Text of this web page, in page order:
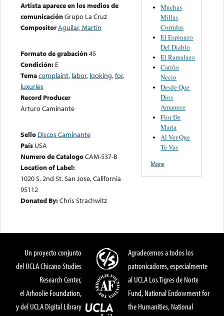
Artista aparece en los medios de
comunicaciónGrupo La Cruz
CompositorAguilar, Martin
Formato de grabación45
Condición: E
Temacomplaint, labor, looking,for,
luxuries
Record Producer
Arturo Caminante
Sello Discos Caminante
País USA
Numero de CatalogoCAM-537-B
Location of Label:
1020 S. 2nd St. San Jose, California
95112
Donated By:Chris Strachwitz
Muchas
Millas
Corridas
El Espinazo
Del Diablo
El Ramalazo
Cariño
Necio
Desde Que
Dios
Amanece
Flor De
Maria
Al Ver Que
Te Vas
More
Un proyecto conjunto
del UCLA Chicano Studies
Research Center,
el Arhoolie Foundation,
y del UCLA Digital Library
Agradecemos a todos los
patronicadores, especialmente
al UCLA Los Tigres de Norte
Fund, National Endowment for
the Humanities, National